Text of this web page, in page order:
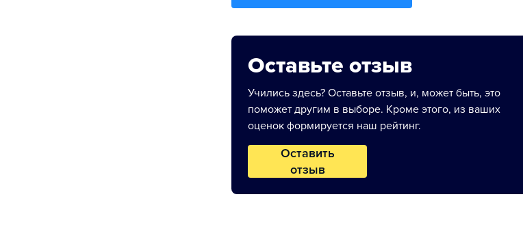
Оставьте отзыв
Учились здесь? Оставьте отзыв, и, может быть, это
поможет другим в выборе. Кроме этого, из ваших
оценок формируется наш рейтинг.
Оставить
отзыв